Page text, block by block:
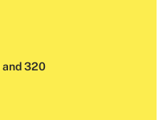
and 320